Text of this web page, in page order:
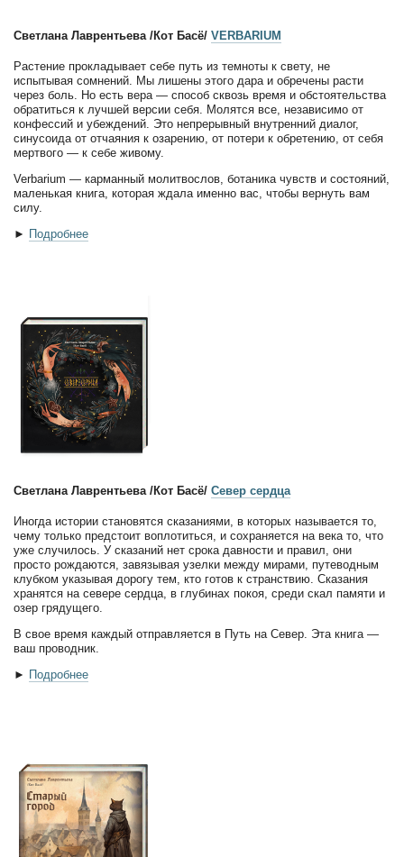
Светлана Лаврентьева /Кот Басё/ VERBARIUM
Растение прокладывает себе путь из темноты к свету, не
испытывая сомнений. Мы лишены этого дара и обречены расти
через боль. Но есть вера — способ сквозь время и обстоятельства
обратиться к лучшей версии себя. Молятся все, независимо от
конфессий и убеждений. Это непрерывный внутренний диалог,
синусоида от отчаяния к озарению, от потери к обретению, от себя
мертвого — к себе живому.
Verbarium — карманный молитвослов, ботаника чувств и состояний,
маленькая книга, которая ждала именно вас, чтобы вернуть вам
силу.
► Подробнее
Светлана Лаврентьева /Кот Басё/ Север сердца
Иногда истории становятся сказаниями, в которых называется то,
чему только предстоит воплотиться, и сохраняется на века то, что
уже случилось. У сказаний нет срока давности и правил, они
просто рождаются, завязывая узелки между мирами, путеводным
клубком указывая дорогу тем, кто готов к странствию. Сказания
хранятся на севере сердца, в глубинах покоя, среди скал памяти и
озер грядущего.
В свое время каждый отправляется в Путь на Север. Эта книга —
ваш проводник.
► Подробнее